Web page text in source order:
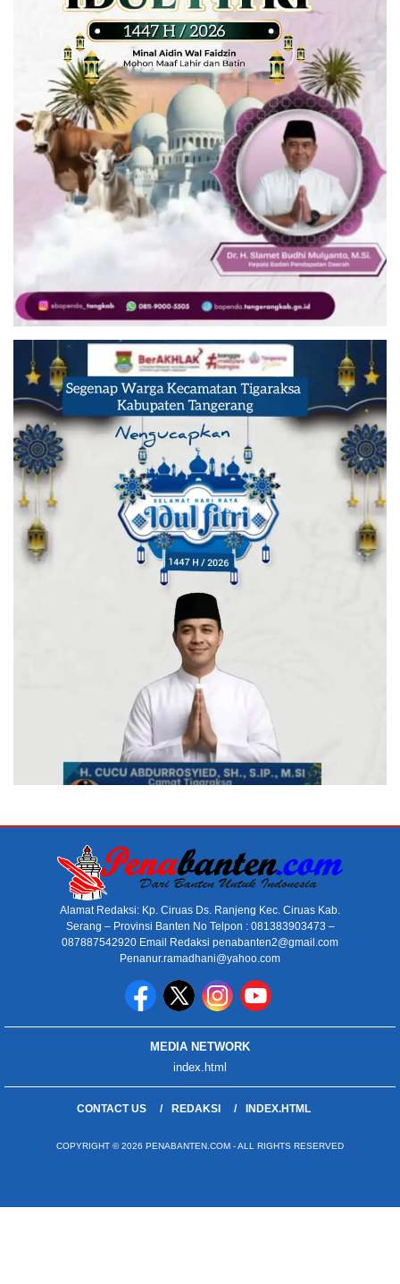
Alamat Redaksi: Kp. Ciruas Ds. Ranjeng Kec. Ciruas Kab.
Serang – Provinsi Banten No Telpon : 081383903473 –
087887542920 Email Redaksi penabanten2@gmail.com
Penanur.ramadhani@yahoo.com
MEDIA NETWORK
index.html
CONTACT US REDAKSI INDEX.HTML
COPYRIGHT © 2026 PENABANTEN.COM - ALL RIGHTS RESERVED